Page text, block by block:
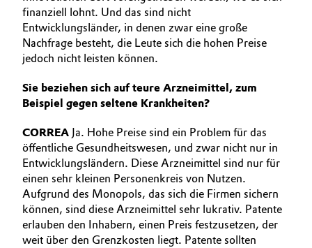
finanziell lohnt. Und das sind nicht
Entwicklungsländer, in denen zwar eine große
Nachfrage besteht, die Leute sich die hohen Preise
jedoch nicht leisten können.
Sie beziehen sich auf teure Arzneimittel, zum
Beispiel gegen seltene Krankheiten?
CORREA Ja. Hohe Preise sind ein Problem für das
öffentliche Gesundheitswesen, und zwar nicht nur in
Entwicklungsländern. Diese Arzneimittel sind nur für
einen sehr kleinen Personenkreis von Nutzen.
Aufgrund des Monopols, das sich die Firmen sichern
können, sind diese Arzneimittel sehr lukrativ. Patente
erlauben den Inhabern, einen Preis festzusetzen, der
weit über den Grenzkosten liegt. Patente sollten